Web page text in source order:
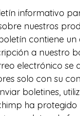
informativo
nuestros
contiene
a nuestro
electrónico se
solo con su
boletines,
ha protegido